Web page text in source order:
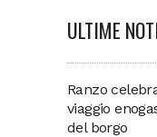
ULTIME
Ranzo
viaggio
del borgo